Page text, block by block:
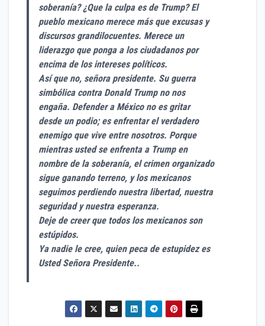
soberanía? ¿Que la culpa es de Trump? El
pueblo mexicano merece más que excusas y
discursos grandilocuentes. Merece un
liderazgo que ponga a los ciudadanos por
encima de los intereses políticos.
Así que no, señora presidente. Su guerra
simbólica contra Donald Trump no nos
engaña. Defender a México no es gritar
desde un podio; es enfrentar el verdadero
enemigo que vive entre nosotros. Porque
mientras usted se enfrenta a Trump en
nombre de la soberanía, el crimen organizado
sigue ganando terreno, y los mexicanos
seguimos perdiendo nuestra libertad, nuestra
seguridad y nuestra esperanza.
Deje de creer que todos los mexicanos son
estúpidos.
Ya nadie le cree, quien peca de estupidez es
Usted Señora Presidente..